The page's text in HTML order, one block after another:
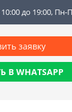
до 19:00, Пн-
заявку
В WHATSAPP